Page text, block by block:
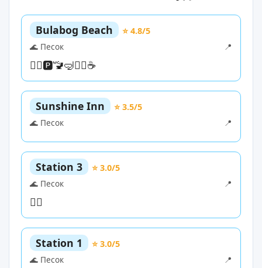
Bulabog Beach
⭐ 4.8/5
🌊 Песок
📍
🏊‍♀️🅿️🚾🤿🏄‍♀️☕
Sunshine Inn
⭐ 3.5/5
🌊 Песок
📍
Station 3
⭐ 3.0/5
🌊 Песок
📍
🏄‍♀️
Station 1
⭐ 3.0/5
🌊 Песок
📍